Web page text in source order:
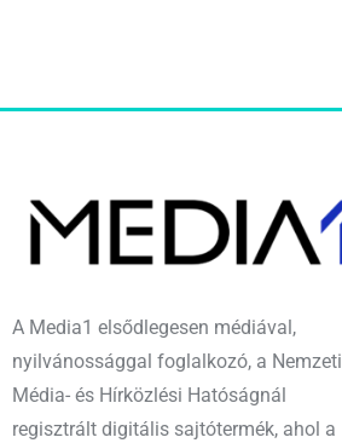
A Media1 elsődlegesen médiával,
nyilvánossággal foglalkozó, a Nemzeti
Média- és Hírközlési Hatóságnál
regisztrált digitális sajtótermék, ahol a